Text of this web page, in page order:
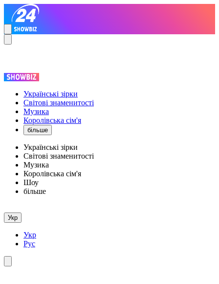
Українські зірки
Світові знаменитості
Музика
Королівська сім'я
більше
Українські зірки
Світові знаменитості
Музика
Королівська сім'я
Шоу
більше
Укр
Укр
Рус